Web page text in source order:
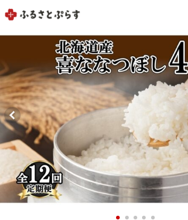
マイメニュー
マイページ
お気に入り 閲覧履歴
メニュー
お礼の品から探す
お礼の品をカテゴリや金額で絞り込み
自治体から探す